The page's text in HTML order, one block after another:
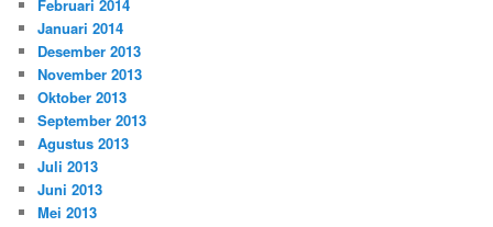
Februari 2014
Januari 2014
Desember 2013
November 2013
Oktober 2013
September 2013
Agustus 2013
Juli 2013
Juni 2013
Mei 2013